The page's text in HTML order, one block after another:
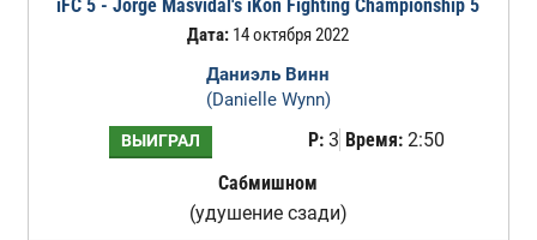
iFC 5 - Jorge Masvidal's iKon Fighting Championship 5
Дата: 14 октября 2022
Даниэль Винн
(Danielle Wynn)
ВЫИГРАЛ Р:3 Время:2:50
Сабмишном
(удушение сзади)